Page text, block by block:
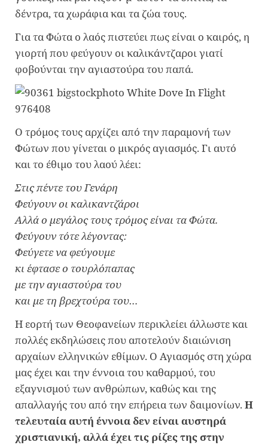
δέντρα, τα χωράφια και τα ζώα τους.
Για τα Φώτα ο λαός πιστεύει πως είναι ο καιρός, η
γιορτή που φεύγουν οι καλικάντζαροι γιατί
φοβούνται την αγιαστούρα του παπά.
Ο τρόμος τους αρχίζει από την παραμονή των
Φώτων που γίνεται ο μικρός αγιασμός. Γι αυτό
και το έθιμο του λαού λέει:
Στις πέντε του Γενάρη
Φεύγουν οι καλικαντζάροι
Αλλά ο μεγάλος τους τρόμος είναι τα Φώτα.
Φεύγουν τότε λέγοντας:
Φεύγετε να φεύγουμε
κι έφτασε ο τουρλόπαπας
με την αγιαστούρα του
και με τη βρεχτούρα του…
Η εορτή των Θεοφανείων περικλείει άλλωστε και
πολλές εκδηλώσεις που αποτελούν διαιώνιση
αρχαίων ελληνικών εθίμων. Ο Αγιασμός στη χώρα
μας έχει και την έννοια του καθαρμού, του
εξαγνισμού των ανθρώπων, καθώς και της
απαλλαγής του από την επήρεια των δαιμονίων. Η
τελευταία αυτή έννοια δεν είναι αυστηρά
χριστιανική, αλλά έχει τις ρίζες της στην